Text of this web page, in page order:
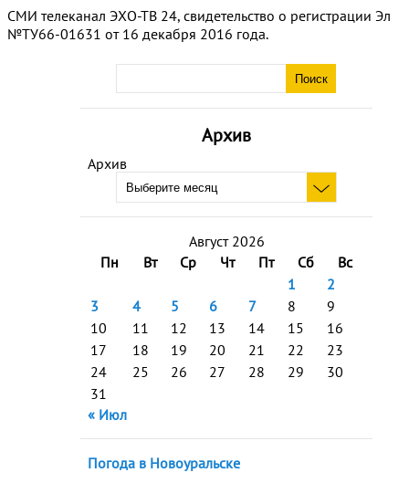
Архив
Архив
Август 2026
Пн
Вт Ср Чт Пт Сб
Вс
1
2
3
4 5 6 7 8
9
10
11 12 13 14 15
16
17
18 19 20 21 22
23
24
25 26 27 28 29
30
31
« Июл
Погода в Новоуральске
СМИ телеканал ЭХО-ТВ 24, свидетельство о регистрации Эл
№ТУ66-01631 от 16 декабря 2016 года.